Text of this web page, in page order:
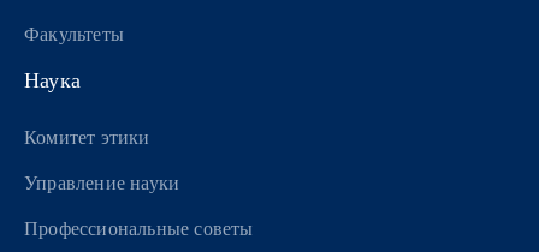
Факультеты
Наука
Комитет этики
Управление науки
Профессиональные советы